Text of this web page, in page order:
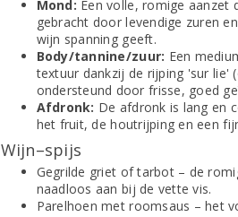
Mond: Een volle, romige aanzet
gebracht door levendige zuren
wijn spanning geeft.
Body/tannine/zuur: Een
textuur dankzij de rijping 'sur lie'
ondersteund door frisse, goed
Afdronk: De afdronk is lang en
het fruit, de houtrijping en een
Wijn–spijs
Gegrilde griet of tarbot – de
naadloos aan bij de vette vis.
Parelhoen met roomsaus – het